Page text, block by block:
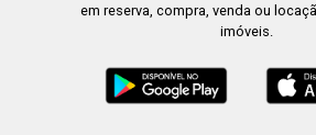
em reserva, compra, venda ou
imóveis.